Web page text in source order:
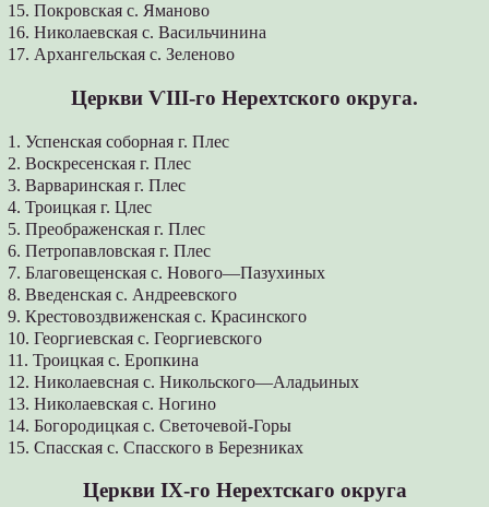
15. Покровская с. Яманово
16. Николаевская с. Васильчинина
17. Архангельская с. Зеленово
Церкви ѴІІІ-го Нерехтского округа.
1. Успенская соборная г. Плес
2. Воскресенская г. Плес
3. Варваринская г. Плес
4. Троицкая г. Цлес
5. Преображенская г. Плес
6. Петропавловская г. Плес
7. Благовещенская с. Нового—Пазухиных
8. Введенская с. Андреевского
9. Крестовоздвиженская с. Красинского
10. Георгиевская с. Георгиевского
11. Троицкая с. Еропкина
12. Николаевсная с. Никольского—Аладьиных
13. Николаевская с. Ногино
14. Богородицкая с. Светочевой-Горы
15. Спасская с. Спасского в Березниках
Церкви ІХ-го Нерехтскаго округа